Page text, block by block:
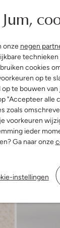
Jum,
onze negen
technieken
cookies
op te
op te bouwen
"Accepteer alle
zoals
voorkeuren
ieder
Ga naar onze
instellingen